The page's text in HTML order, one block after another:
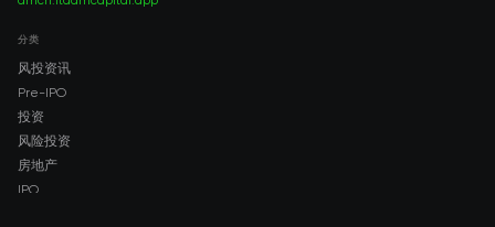
分类
风投资讯
Pre-IPO
投资
风险投资
房地产
IPO